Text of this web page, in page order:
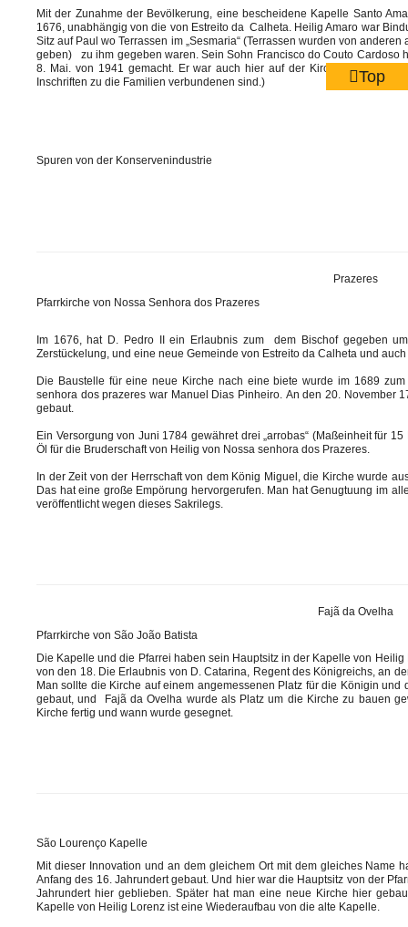
Mit der Zunahme der Bevölkerung, eine bescheidene Kapelle Santo
1676, unabhängig von die von Estreito da Calheta. Heilig Amaro war
Sitz auf Paul wo Terrassen im „Sesmaria“ (Terrassen wurden von
geben) zu ihm gegeben waren. Sein Sohn Francisco do Couto Cardoso
8. Mai. von 1941 gemacht. Er war auch hier auf der Kirche begraben.
Inschriften zu die Familien verbundenen sind.)
Spuren von der Konservenindustrie
Prazeres
Pfarrkirche von Nossa Senhora dos Prazeres
Im 1676, hat D. Pedro II ein Erlaubnis zumdem Bischof gegeben
Zerstückelung, und eine neue Gemeinde von Estreito da Calheta und
Die Baustelle für eine neue Kirche nach eine biete wurde im 1689
senhora dos prazeres war Manuel Dias Pinheiro. An den 20. November
gebaut.
Ein Versorgung von Juni 1784 gewähret drei „arrobas“ (Maßeinheit für
Öl für die Bruderschaft von Heilig von Nossa senhora dos Prazeres.
In der Zeit von der Herrschaft von dem König Miguel, die Kirche wurde
Das hat eine große Empörung hervorgerufen. Man hat Genugtuung im
veröffentlicht wegen dieses Sakrilegs.
Fajã da Ovelha
Pfarrkirche von São João Batista
Die Kapelle und die Pfarrei haben sein Hauptsitz in der Kapelle von
von den 18. Die Erlaubnis von D. Catarina, Regent des Königreichs, an
Man sollte die Kirche auf einem angemessenen Platz für die Königin
gebaut, und Fajã da Ovelha wurde als Platz um die Kirche zu bauen
Kirche fertig und wann wurde gesegnet.
São Lourenço Kapelle
Mit dieser Innovation und an dem gleichem Ort mit dem gleiches Name
Anfang des 16. Jahrundert gebaut. Und hier war die Hauptsitz von der
Jahrundert hier geblieben. Später hat man eine neue Kirche hier
Kapelle von Heilig Lorenz ist eine Wiederaufbau von die alte Kapelle.
Top